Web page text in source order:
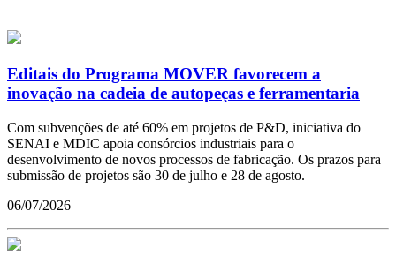
Editais do Programa MOVER favorecem a
inovação na cadeia de autopeças e ferramentaria
Com subvenções de até 60% em projetos de P&D, iniciativa do
SENAI e MDIC apoia consórcios industriais para o
desenvolvimento de novos processos de fabricação. Os prazos para
submissão de projetos são 30 de julho e 28 de agosto.
06/07/2026